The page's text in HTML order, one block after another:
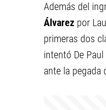
Además del
Álvarez por
primeras dos
intentó De
ante la pegada